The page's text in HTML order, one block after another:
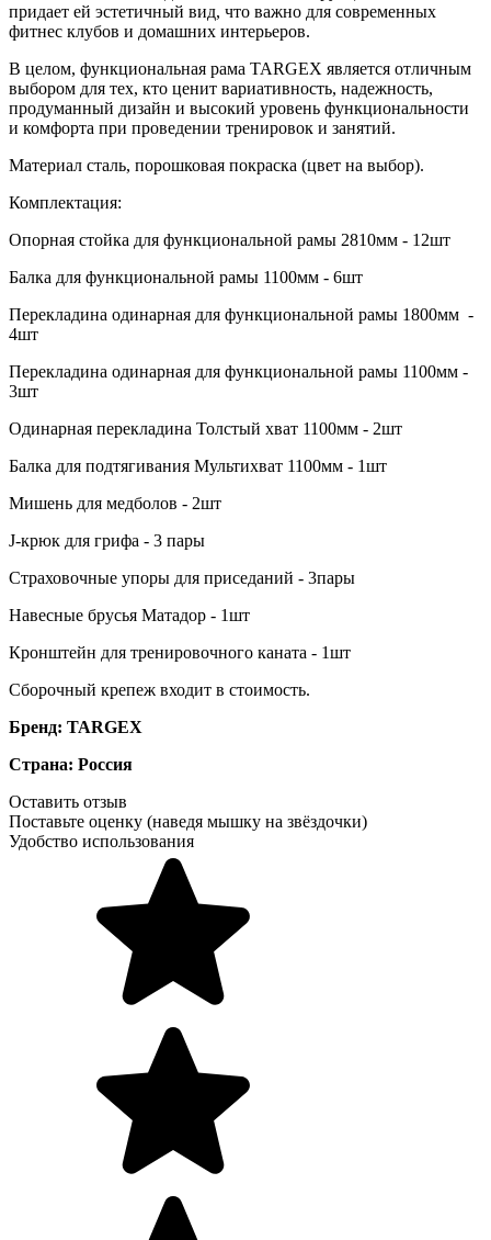
придает ей эстетичный вид, что важно для современных
фитнес клубов и домашних интерьеров.
В целом, функциональная рама TARGEX является отличным
выбором для тех, кто ценит вариативность, надежность,
продуманный дизайн и высокий уровень функциональности
и комфорта при проведении тренировок и занятий.
Материал сталь, порошковая покраска (цвет на выбор).
Комплектация:
Опорная стойка для функциональной рамы 2810мм - 12шт
Балка для функциональной рамы 1100мм - 6шт
Перекладина одинарная для функциональной рамы 1800мм -
4шт
Перекладина одинарная для функциональной рамы 1100мм -
3шт
Одинарная перекладина Толстый хват 1100мм - 2шт
Балка для подтягивания Мультихват 1100мм - 1шт
Мишень для медболов - 2шт
J-крюк для грифа - 3 пары
Страховочные упоры для приседаний - 3пары
Навесные брусья Матадор - 1шт
Кронштейн для тренировочного каната - 1шт
Сборочный крепеж входит в стоимость.
Бренд: TARGEX
Страна: Россия
Оставить отзыв
Поставьте оценку (наведя мышку на звёздочки)
Удобство использования